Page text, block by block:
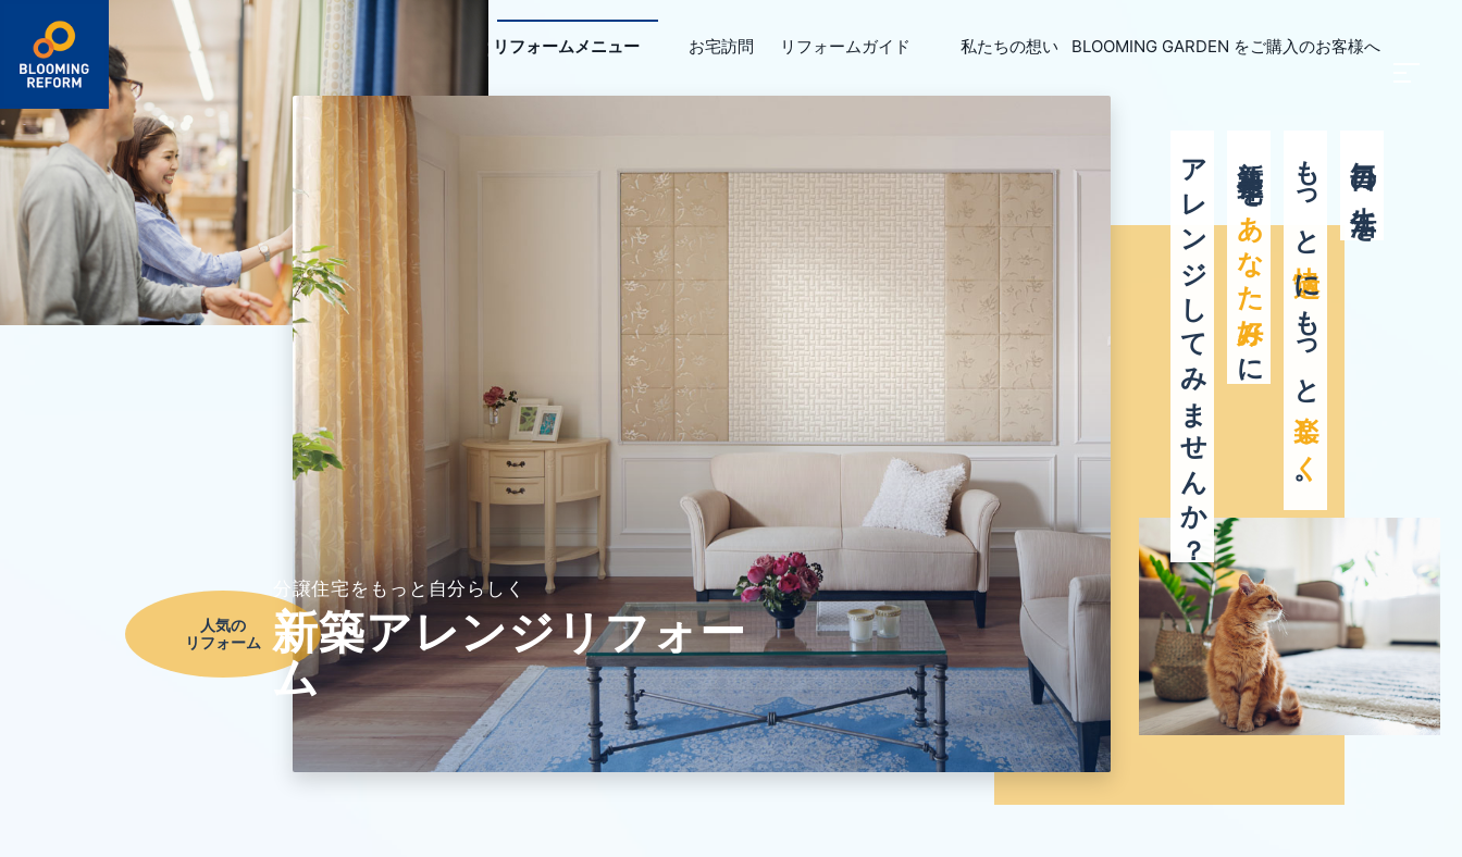
リフォームメニュー
箇所から探す
キッチン
浴室・洗面室
トイレ
給湯器
リビング・ダイニング
和室
寝室・子ども部屋
玄関・ホール・廊下
屋根・外壁
バルコニー
玄関外回り
駐車場
庭
フェンス・門扉
お庭を楽しむ
快適シニアライフ
趣味やこだわり
水回り設備交換リフォーム
エクステリアリフォーム
間取り変更リフォーム
お宅訪問 リフォームガイド 私たちの想い BLOOMING GARDEN をご購入のお客様へ
人気の
リフォーム
分譲住宅をもっと自分らしく
新築アレンジリフォー
ム
毎日の生活を
もっと
快適
にもっと
楽しく
。
新築住宅を
あなた好み
に
アレンジしてみませんか？